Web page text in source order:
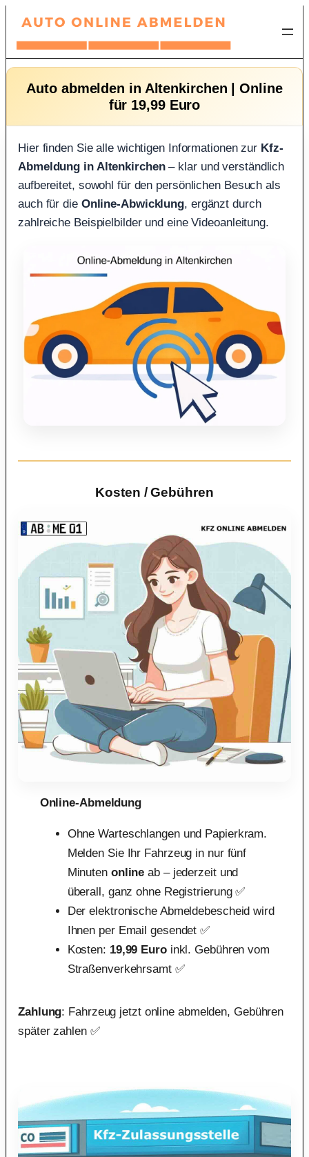
Zum
springen
Auto abmelden in Altenkirchen | Online
für 19,99 Euro
Hier finden Sie alle wichtigen Informationen zur Kfz-
Abmeldung in Altenkirchen– klar und verständlich
aufbereitet, sowohl für den persönlichen Besuch als
auch für die Online-Abwicklung, ergänzt durch
zahlreiche Beispielbilder und eine Videoanleitung.
Kosten / Gebühren
Online-Abmeldung
Ohne Warteschlangen und Papierkram.
Melden Sie Ihr Fahrzeug in nur fünf
Minuten online ab – jederzeit und
überall, ganz ohne Registrierung ✅
Der elektronische Abmeldebescheid wird
Ihnen per Email gesendet ✅
Kosten: 19,99 Euroinkl. Gebühren vom
Straßenverkehrsamt ✅
Zahlung: Fahrzeug jetzt online abmelden, Gebühren
später zahlen ✅